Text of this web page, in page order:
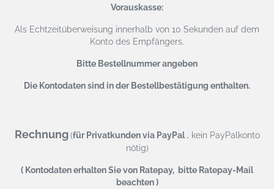
Vorauskasse:
Als Echtzeitüberweisung innerhalb von 10 Sekunden auf dem
Konto des Empfängers.
Bitte Bestellnummer angeben
Die Kontodaten sind in der Bestellbestätigung enthalten.
Rechnung (für Privatkunden via PayPal, kein PayPalkonto
nötig)
( Kontodaten erhalten Sie von Ratepay, bitte Ratepay-Mail
beachten )